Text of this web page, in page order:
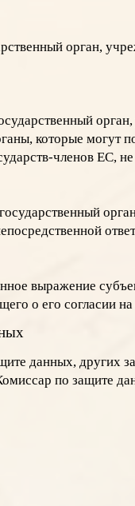
орган,
которые
членов ЕС,
выражение
о его согласии
данных, других
по защите